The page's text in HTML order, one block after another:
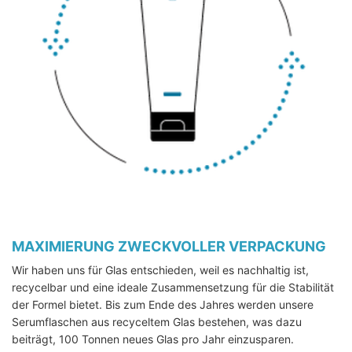
MAXIMIERUNG ZWECKVOLLER VERPACKUNG
Wir haben uns für Glas entschieden, weil es nachhaltig ist,
recycelbar und eine ideale Zusammensetzung für die Stabilität
der Formel bietet. Bis zum Ende des Jahres werden unsere
Serumflaschen aus recyceltem Glas bestehen, was dazu
beiträgt, 100 Tonnen neues Glas pro Jahr einzusparen.